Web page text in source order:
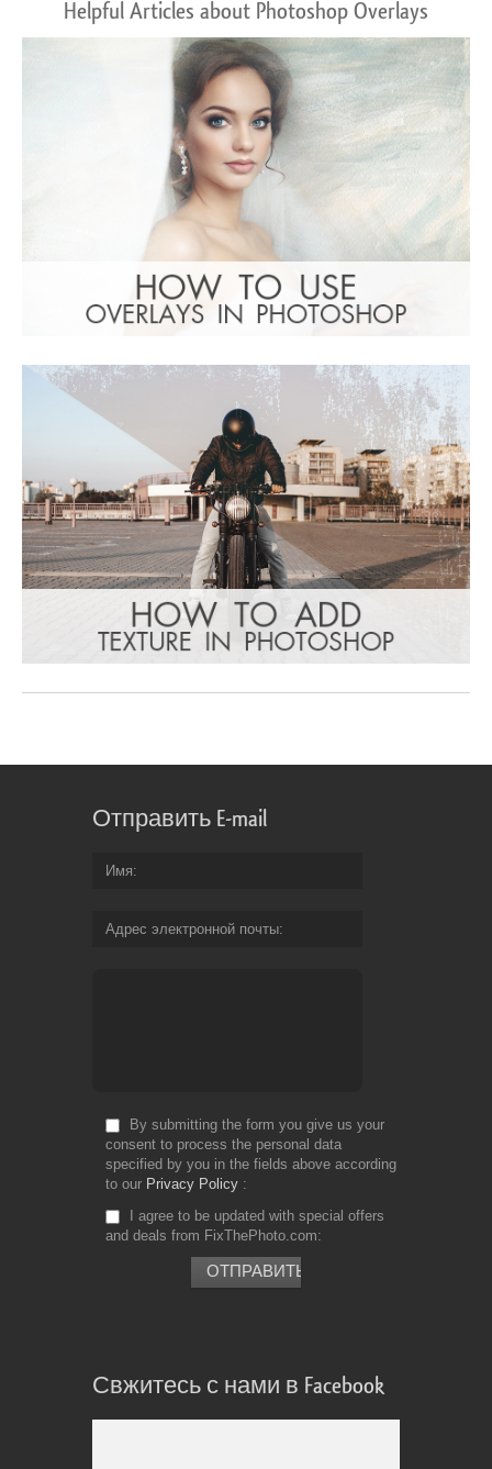
Helpful Articles about Photoshop Overlays
Отправить E-mail
Имя
Адрес электронной почты
By submitting the form you give us your
consent to process the personal data
specified by you in the fields above according
to our Privacy Policy
I agree to be updated with special offers
and deals from FixThePhoto.com
Свжитесь с нами в Facebook